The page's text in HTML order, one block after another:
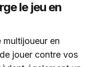
le jeu en
en
jouer contre vos